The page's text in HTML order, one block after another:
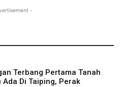
-
Terbang Pertama Tanah
Ada Di Taiping, Perak